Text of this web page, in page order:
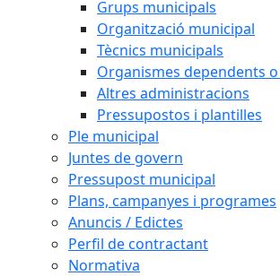
Grups municipals
Organització municipal
Tècnics municipals
Organismes dependents
Altres administracions
Pressupostos i plantilles
Ple municipal
Juntes de govern
Pressupost municipal
Plans, campanyes i programes
Anuncis / Edictes
Perfil de contractant
Normativa